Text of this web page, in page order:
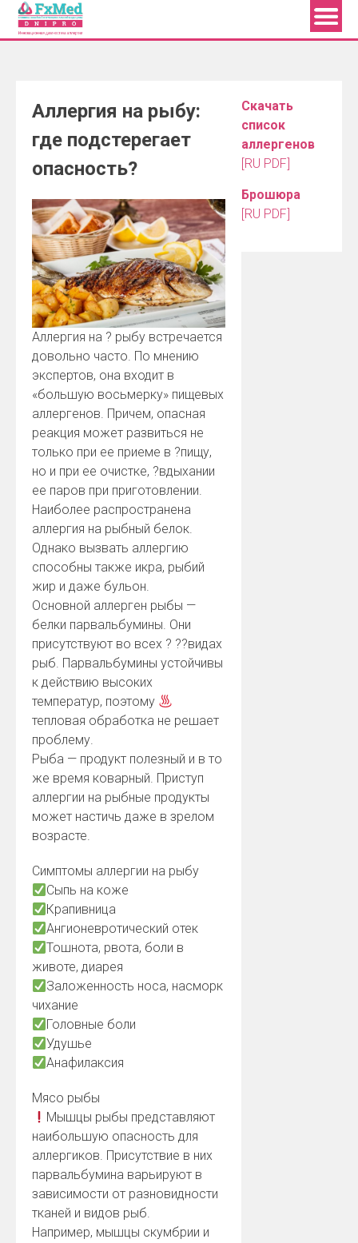
Skip
Аллергия на рыбу:
где подстерегает
опасность?
Аллергия на ? рыбу встречается
довольно часто. По мнению
экспертов, она входит в
«большую восьмерку» пищевых
аллергенов. Причем, опасная
реакция может развиться не
только при ее приеме в ?пищу,
но и при ее очистке, ?вдыхании
ее паров при приготовлении.
Наиболее распространена
аллергия на рыбный белок.
Однако вызвать аллергию
способны также икра, рыбий
жир и даже бульон.
Основной аллерген рыбы —
белки парвальбумины. Они
присутствуют во всех ? ??видах
рыб. Парвальбумины устойчивы
к действию высоких
температур, поэтому
тепловая обработка не решает
проблему.
Рыба — продукт полезный и в то
же время коварный. Приступ
аллергии на рыбные продукты
может настичь даже в зрелом
возрасте.
Симптомы аллергии на рыбу
Сыпь на коже
Крапивница
Ангионевротический отек
Тошнота, рвота, боли в
животе, диарея
Заложенность носа, насморк
чихание
Головные боли
Удушье
Анафилаксия
Мясо рыбы
Мышцы рыбы представляют
наибольшую опасность для
аллергиков. Присутствие в них
парвальбумина варьируют в
зависимости от разновидности
тканей и видов рыб.
Например, мышцы скумбрии и
Скачать
список
аллергенов
[RU PDF]
Брошюра
[RU PDF]